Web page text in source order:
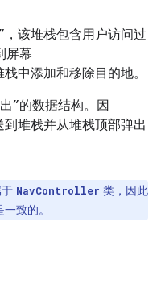
，该堆栈包含用户访问过
屏幕
中添加和移除目的地。
”的数据结构。因
到堆栈并从堆栈顶部弹出
NavController 类，因此
致的。